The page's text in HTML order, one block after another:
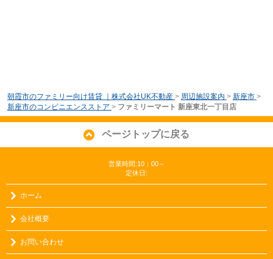
朝霞市のファミリー向け賃貸 ｜株式会社UK不動産 > 周辺施設案内 > 新座市 >
新座市のコンビニエンスストア > ファミリーマート 新座東北一丁目店
ページトップに戻る
営業時間:10：00～
定休日:
ホーム
会社概要
お問い合わせ